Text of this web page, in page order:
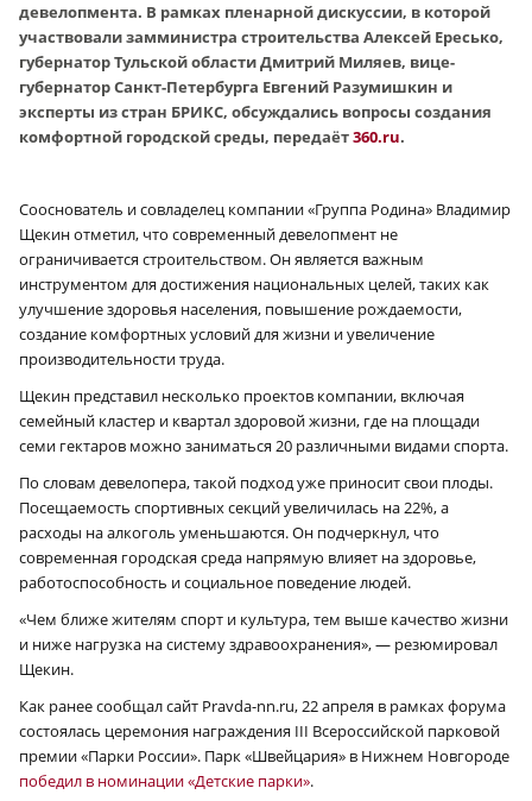
девелопмента. В рамках пленарной дискуссии, в которой
участвовали замминистра строительства Алексей Ересько,
губернатор Тульской области Дмитрий Миляев, вице-
губернатор Санкт-Петербурга Евгений Разумишкин и
эксперты из стран БРИКС, обсуждались вопросы создания
комфортной городской среды, передаёт360.ru.
Сооснователь и совладелец компании «Группа Родина» Владимир
Щекин отметил, что современный девелопмент не
ограничивается строительством. Он является важным
инструментом для достижения национальных целей, таких как
улучшение здоровья населения, повышение рождаемости,
создание комфортных условий для жизни и увеличение
производительности труда.
Щекин представил несколько проектов компании, включая
семейный кластер и квартал здоровой жизни, где на площади
семи гектаров можно заниматься 20 различными видами спорта.
По словам девелопера, такой подход уже приносит свои плоды.
Посещаемость спортивных секций увеличилась на 22%, а
расходы на алкоголь уменьшаются. Он подчеркнул, что
современная городская среда напрямую влияет на здоровье,
работоспособность и социальное поведение людей.
«Чем ближе жителям спорт и культура, тем выше качество жизни
и ниже нагрузка на систему здравоохранения», — резюмировал
Щекин.
Как ранее сообщал сайт Pravda-nn.ru, 22 апреля в рамках форума
состоялась церемония награждения III Всероссийской парковой
премии «Парки России». Парк «Швейцария» в Нижнем Новгороде
победил в номинации «Детские парки».